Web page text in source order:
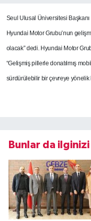
Seul Ulusal Üniversitesi
Hyundai Motor Grubu’nun
olacak” dedi. Hyundai Motor
“Gelişmiş pillerle donatılmış
sürdürülebilir bir çevreye yönelik
Bunlar da